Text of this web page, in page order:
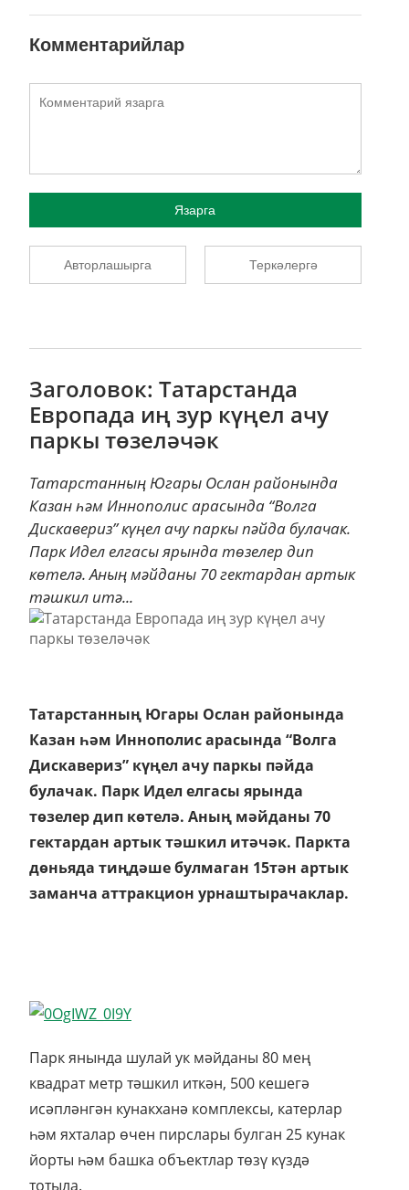
Комментарийлар
Язарга
Авторлашырга Теркәлергә
Заголовок: Татарстанда
Европада иң зур күңел ачу
паркы төзеләчәк
Татарстанның Югары Ослан районында
Казан һәм Иннополис арасында “Волга
Дискавериз” күңел ачу паркы пәйда булачак.
Парк Идел елгасы ярында төзелер дип
көтелә. Аның мәйданы 70 гектардан артык
тәшкил итә...
Татарстанның Югары Ослан районында
Казан һәм Иннополис арасында “Волга
Дискавериз” күңел ачу паркы пәйда
булачак. Парк Идел елгасы ярында
төзелер дип көтелә. Аның мәйданы 70
гектардан артык тәшкил итәчәк. Паркта
дөньяда тиңдәше булмаган 15тән артык
заманча аттракцион урнаштырачаклар.
Парк янында шулай ук мәйданы 80 мең
квадрат метр тәшкил иткән, 500 кешегә
исәпләнгән кунакханә комплексы, катерлар
һәм яхталар өчен пирслары булган 25 кунак
йорты һәм башка объектлар төзү күздә
тотыла.